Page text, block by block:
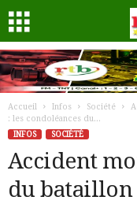
Accueil Infos Société
: les condoléances du...
INFOS
SOCIÉTÉ
Accident
du bataillon